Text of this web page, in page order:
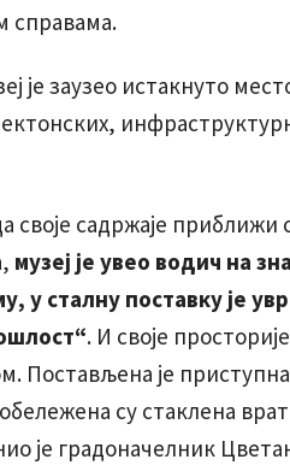
справама.
је заузео истакнуто
своје садржаје приближи
музеј је увео водич на
у сталну поставку је
. И своје
Постављена је
су стаклена
је градоначелник